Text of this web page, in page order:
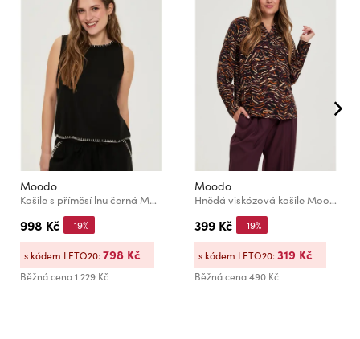
Moodo
Košile s příměsí lnu černá Moodo
998 Kč
Běžná cena1 229 Kč
-19%
s kódem LETO20:798 Kč
Moodo
Hnědá viskózová košile Moodo
399 Kč
Běžná cena490 Kč
-19%
s kódem LETO20:319 Kč